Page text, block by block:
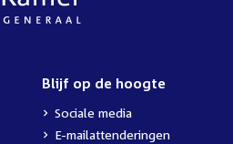
Blijf op de hoogte
Sociale media
E-mailattenderingen